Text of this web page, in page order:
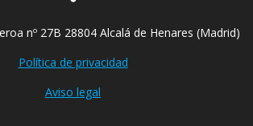
nº 27B 28804 Alcalá de Henares (Madrid)
Política de privacidad
Aviso legal